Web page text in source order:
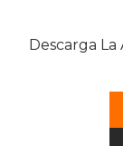
Descarga La